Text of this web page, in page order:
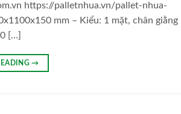
https://palletnhua.vn/pallet-nhua-
mm – Kiểu: 1 mặt, chân giằng
[…]
→